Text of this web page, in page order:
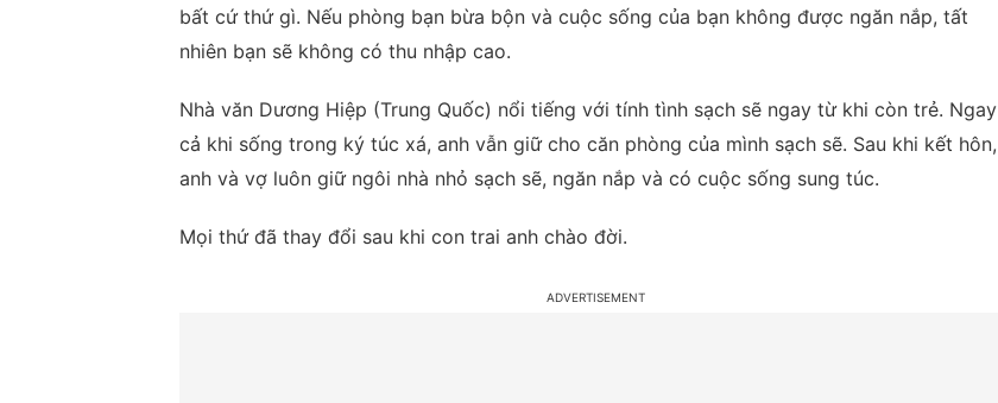
bất cứ thứ gì. Nếu phòng bạn bừa bộn và cuộc sống của bạn không được ngăn nắp, tất
nhiên bạn sẽ không có thu nhập cao.
Nhà văn Dương Hiệp (Trung Quốc) nổi tiếng với tính tình sạch sẽ ngay từ khi còn trẻ. Ngay
cả khi sống trong ký túc xá, anh vẫn giữ cho căn phòng của mình sạch sẽ. Sau khi kết hôn,
anh và vợ luôn giữ ngôi nhà nhỏ sạch sẽ, ngăn nắp và có cuộc sống sung túc.
Mọi thứ đã thay đổi sau khi con trai anh chào đời.